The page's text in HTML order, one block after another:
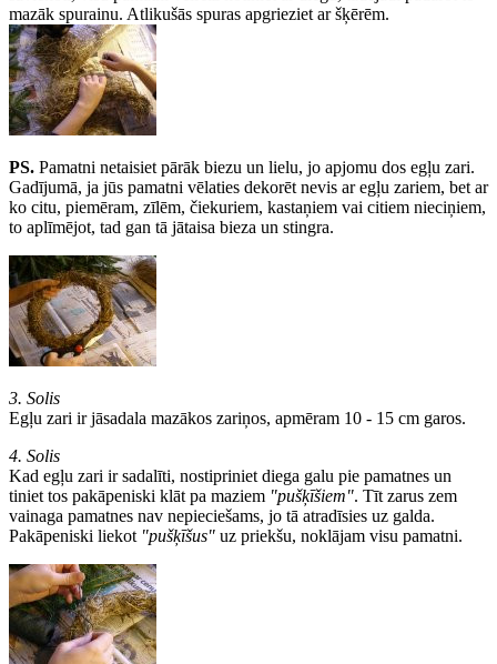
mazāk spurainu. Atlikušās spuras apgrieziet ar šķērēm.
PS. Pamatni netaisiet pārāk biezu un lielu, jo apjomu dos egļu zari.
Gadījumā, ja jūs pamatni vēlaties dekorēt nevis ar egļu zariem, bet ar
ko citu, piemēram, zīlēm, čiekuriem, kastaņiem vai citiem nieciņiem,
to aplīmējot, tad gan tā jātaisa bieza un stingra.
3. Solis
Egļu zari ir jāsadala mazākos zariņos, apmēram 10 - 15 cm garos.
4. Solis
Kad egļu zari ir sadalīti, nostipriniet diega galu pie pamatnes un
tiniet tos pakāpeniski klāt pa maziem "pušķīšiem". Tīt zarus zem
vainaga pamatnes nav nepieciešams, jo tā atradīsies uz galda.
Pakāpeniski liekot "pušķīšus" uz priekšu, noklājam visu pamatni.